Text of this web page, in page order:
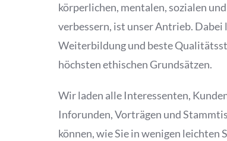
körperlichen, mentalen, sozialen
verbessern, ist unser Antrieb.
Weiterbildung und beste
höchsten ethischen Grundsätzen.
Wir laden alle Interessenten,
Inforunden, Vorträgen und
können, wie Sie in wenigen